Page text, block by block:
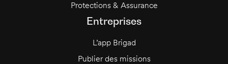
Protections & Assurance
Entreprises
L’app Brigad
Publier des missions